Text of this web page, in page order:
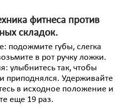
фитнеса против
складок.
подожмите губы, слегка
в рот ручку ложки.
улыбнитесь так, чтобы
приподнялся. Удерживайте
в исходное положение и
еще 19 раз.